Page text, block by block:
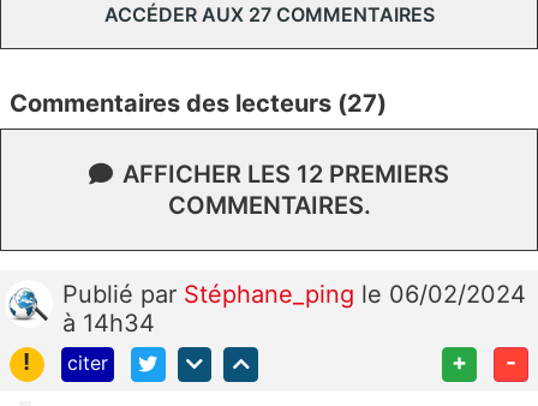
ACCÉDER AUX 27 COMMENTAIRES
Commentaires des lecteurs (27)
AFFICHER LES 12 PREMIERS
COMMENTAIRES.
Publié par Stéphane_ping le 06/02/2024
à 14h34
!
citer + -